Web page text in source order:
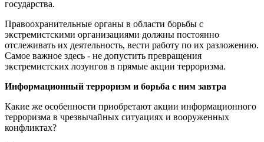
государства.
Правоохранительные органы в области борьбы с
экстремистскими организациями должны постоянно
отслеживать их деятельность, вести работу по их разложению.
Самое важное здесь - не допустить превращения
экстремистских лозунгов в прямые акции терроризма.
Информационный терроризм и борьба с ним завтра
Какие же особенности приобретают акции информационного
терроризма в чрезвычайных ситуациях и вооруженных
конфликтах?